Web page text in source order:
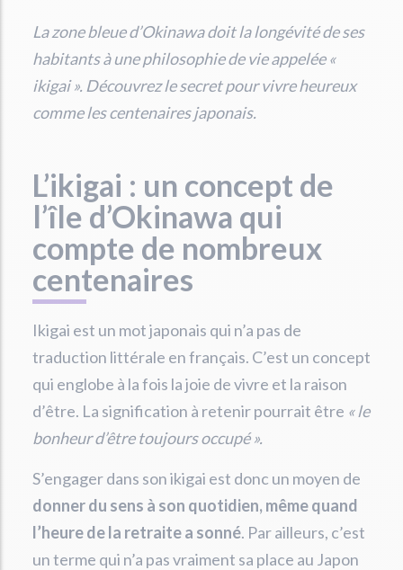
La zone bleue d’Okinawa doit la longévité de ses
habitants à une philosophie de vie appelée «
ikigai ». Découvrez le secret pour vivre heureux
comme les centenaires japonais.
L’ikigai : un concept de
l’île d’Okinawa qui
compte de nombreux
centenaires
Ikigai est un mot japonais qui n’a pas de
traduction littérale en français. C’est un concept
qui englobe à la fois la joie de vivre et la raison
d’être. La signification à retenir pourrait être « le
bonheur d’être toujours occupé ».
S’engager dans son ikigai est donc un moyen de
donner du sens à son quotidien, même quand
l’heure de la retraite a sonné. Par ailleurs, c’est
un terme qui n’a pas vraiment sa place au Japon